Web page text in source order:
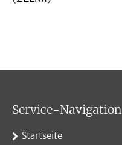
Service-Navigation
Startseite